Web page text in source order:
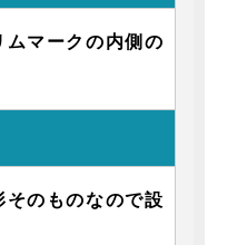
ムマークの内側の
のものなので設